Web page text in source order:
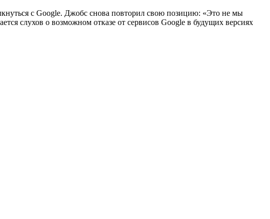
с Google. Джобс снова повторил свою позицию: «Это не мы
слухов о возможном отказе от сервисов Google в будущих версиях